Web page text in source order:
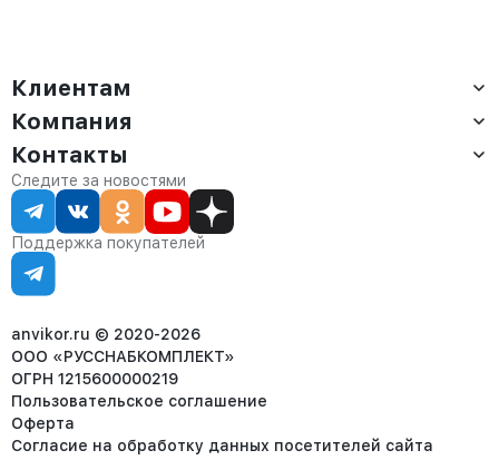
Клиентам
Доставка
Оплата
Сервис
Статус заказа
Статьи
Компания
О компании
Контакты
Партнёрам
Контакты
Отдел продаж:
8 (800) 234-22-62
corp@anvikor.ru
Ежедневно, с 7:00-19:00 (МСК)
Отдел рекламации:
8 (953) 455-25-61
Следите за новостями
Поддержка покупателей
anvikor.ru © 2020-2026
ООО «РУССНАБКОМПЛЕКТ»
ОГРН 1215600000219
Пользовательское соглашение
Оферта
Согласие на обработку данных посетителей сайта